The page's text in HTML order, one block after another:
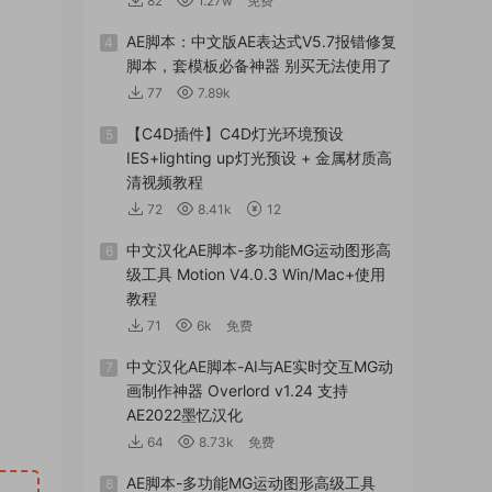
4
AE脚本：中文版AE表达式V5.7报错修复
脚本，套模板必备神器 别买无法使用了
77 7.89k
5
【C4D插件】C4D灯光环境预设
IES+lighting up灯光预设 + 金属材质高
清视频教程
72 8.41k 12
6
中文汉化AE脚本-多功能MG运动图形高
级工具 Motion V4.0.3 Win/Mac+使用
教程
71 6k 免费
7
中文汉化AE脚本-AI与AE实时交互MG动
画制作神器 Overlord v1.24 支持
AE2022墨忆汉化
64 8.73k 免费
8 AE脚本-多功能MG运动图形高级工具